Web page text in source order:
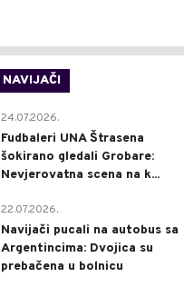
NAVIJAČI
24.07.2026.
Fudbaleri UNA Štrasena
šokirano gledali Grobare:
Nevjerovatna scena na k...
22.07.2026.
Navijači pucali na autobus sa
Argentincima: Dvojica su
prebačena u bolnicu